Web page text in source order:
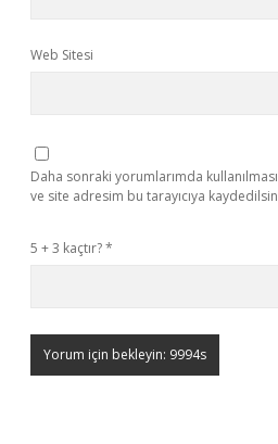
Web Sitesi
Daha sonraki yorumlarımda
ve site adresim bu tarayıcıya
5 + 3 kaçtır?*